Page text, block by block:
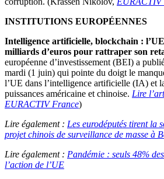
INSTITUTIONS EUROPÉENNES
Intelligence artificielle, blockchain :
milliards d’euros pour rattraper son
européenne d’investissement (BEI) a
mardi (1 juin) qui pointe du doigt le
l’UE dans l’intelligence artificielle (IA) et
puissances américaine et chinoise. Lire
EURACTIV France)
Lire également : Les eurodéputés tirent la
projet chinois de surveillance de masse à
Lire également : Pandémie : seuls 48%
l’action de l’UE